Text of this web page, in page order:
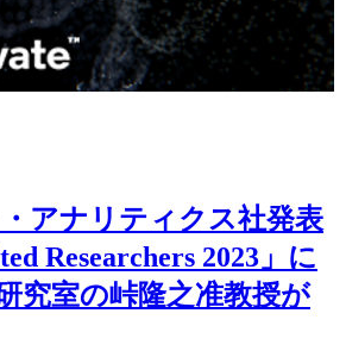
アナリティクス社発表
Researchers 2023」に
究室の峠隆之准教授が